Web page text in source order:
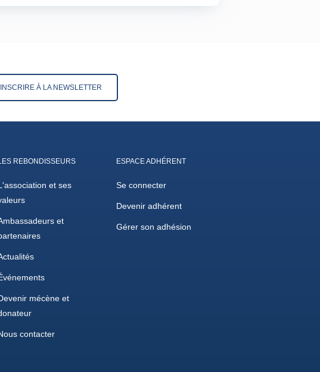
À LA NEWSLETTER
REBONDISSEURS
et ses
et
mécène et
contacter
ESPACE ADHÉRENT
Se connecter
Devenir adhérent
Gérer son adhésion